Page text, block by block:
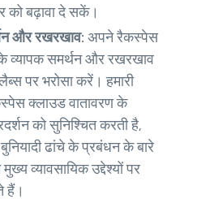
को बढ़ावा दे सकें।
और रखरखाव: अपने रैकस्पेस
व्यापक समर्थन और रखरखाव
पर भरोसा करें। हमारी
क्लाउड वातावरण के
को सुनिश्चित करती है,
ढांचे के प्रबंधन के बारे
व्यावसायिक उद्देश्यों पर
हैं।